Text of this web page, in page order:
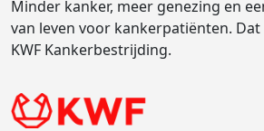
Minder kanker, meer genezing en
van leven voor kankerpatiënten. Dat
KWF Kankerbestrijding.